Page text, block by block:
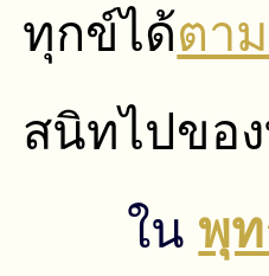
ทุกข์ได้ตา
สนิทไปขอ
ใน พุ